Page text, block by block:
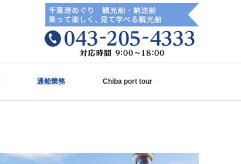
通船業務 Chiba port tour